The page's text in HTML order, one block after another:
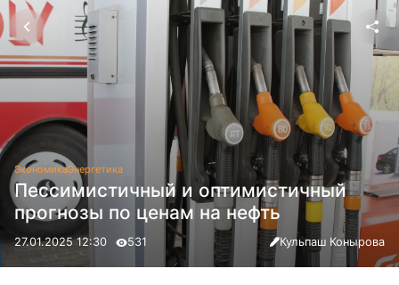
ЭкономикаЭнергетика
Пессимистичный и оптимистичный
прогнозы по ценам на нефть
27.01.2025 12:30 531 Кульпаш Конырова